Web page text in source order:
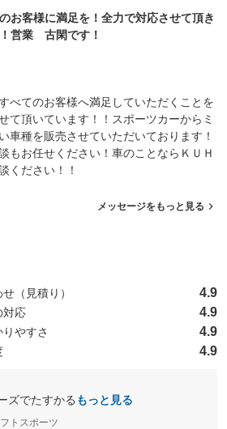
お客様に満足を！全力で対応させて頂き
営業 古閑です！
べてのお客様へ満足していただくことを
て頂いています！！スポーツカーからミ
車種を販売させていただいております！
もお任せください！車のことならＫＵＨ
ください！！
メッセージをもっと見る
満点中）
（見積り） 4.9
対応 4.9
やすさ 4.9
4.9
ズでたすかる もっと見る
トスポーツ